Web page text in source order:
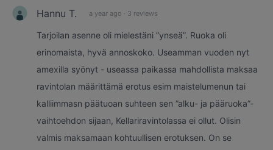
Hannu T. a year ago · 3 reviews
Tarjoilan asenne oli mielestäni ”ynseä”. Ruoka oli
erinomaista, hyvä annoskoko. Useamman vuoden nyt
amexilla syönyt - useassa paikassa mahdollista maksaa
ravintolan määrittämä erotus esim maistelumenun tai
kalliimmasn päätuoan suhteen sen ”alku- ja pääruoka”-
vaihtoehdon sijaan, Kellariravintolassa ei ollut. Olisin
valmis maksamaan kohtuullisen erotuksen. On se